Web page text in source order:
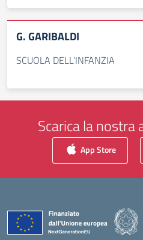
G. GARIBALDI
SCUOLA DELL’INFANZIA
Scarica la nostra
App Store